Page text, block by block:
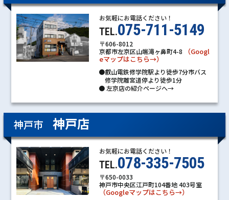
お気軽にお電話ください！
TEL.075-711-5149
〒606-8012
京都市左京区山端滝ヶ鼻町4-8
（Googl
eマップはこちら→）
●叡山電鉄修学院駅より徒歩7分市バス
修学院離宮道停より徒歩1分
●左京店の紹介ページへ→
神戸市 神戸店
お気軽にお電話ください！
TEL.078-335-7505
〒650-0033
神戸市中央区江戸町104番地 403号室
（Googleマップはこちら→）